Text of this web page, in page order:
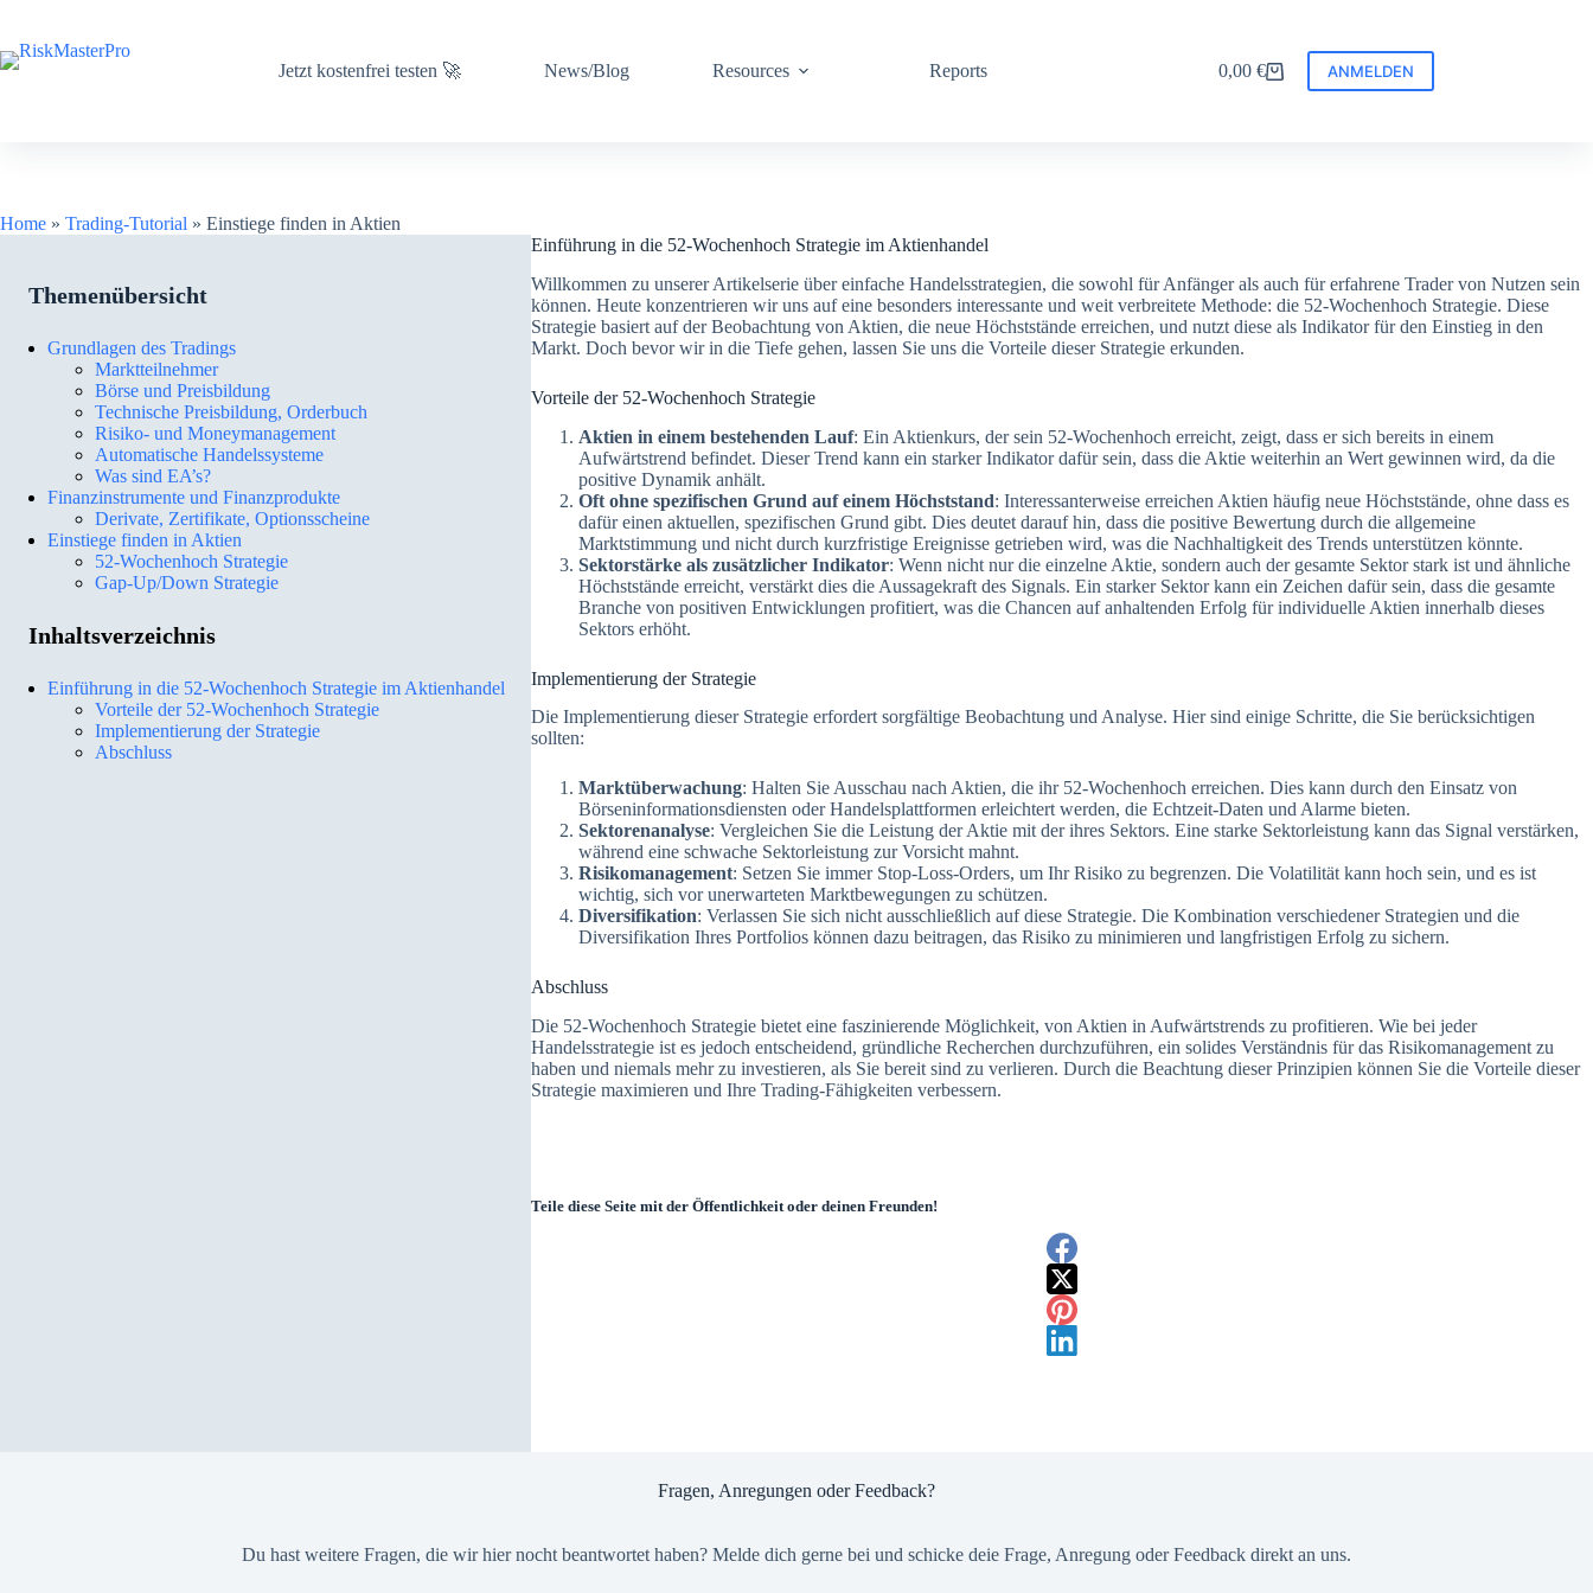
springen
Jetzt kostenfrei testen 🚀
News/Blog Resources Reports Warenkorb
0,00 € ANMELDEN
Home » Trading-Tutorial » Einstiege finden in Aktien
Themenübersicht
Grundlagen des Tradings
Marktteilnehmer
Börse und Preisbildung
Technische Preisbildung, Orderbuch
Risiko- und Moneymanagement
Automatische Handelssysteme
Was sind EA’s?
Finanzinstrumente und Finanzprodukte
Derivate, Zertifikate, Optionsscheine
Einstiege finden in Aktien
52-Wochenhoch Strategie
Gap-Up/Down Strategie
Inhaltsverzeichnis
Einführung in die 52-Wochenhoch Strategie im Aktienhandel
Vorteile der 52-Wochenhoch Strategie
Implementierung der Strategie
Abschluss
Einführung in die 52-Wochenhoch Strategie im Aktienhandel
Willkommen zu unserer Artikelserie über einfache Handelsstrategien, die sowohl für Anfänger als auch für erfahrene Trader von Nutzen sein
können. Heute konzentrieren wir uns auf eine besonders interessante und weit verbreitete Methode: die 52-Wochenhoch Strategie. Diese
Strategie basiert auf der Beobachtung von Aktien, die neue Höchststände erreichen, und nutzt diese als Indikator für den Einstieg in den
Markt. Doch bevor wir in die Tiefe gehen, lassen Sie uns die Vorteile dieser Strategie erkunden.
Vorteile der 52-Wochenhoch Strategie
Aktien in einem bestehenden Lauf: Ein Aktienkurs, der sein 52-Wochenhoch erreicht, zeigt, dass er sich bereits in einem
Aufwärtstrend befindet. Dieser Trend kann ein starker Indikator dafür sein, dass die Aktie weiterhin an Wert gewinnen wird, da die
positive Dynamik anhält.
Oft ohne spezifischen Grund auf einem Höchststand: Interessanterweise erreichen Aktien häufig neue Höchststände, ohne dass es
dafür einen aktuellen, spezifischen Grund gibt. Dies deutet darauf hin, dass die positive Bewertung durch die allgemeine
Marktstimmung und nicht durch kurzfristige Ereignisse getrieben wird, was die Nachhaltigkeit des Trends unterstützen könnte.
Sektorstärke als zusätzlicher Indikator: Wenn nicht nur die einzelne Aktie, sondern auch der gesamte Sektor stark ist und ähnliche
Höchststände erreicht, verstärkt dies die Aussagekraft des Signals. Ein starker Sektor kann ein Zeichen dafür sein, dass die gesamte
Branche von positiven Entwicklungen profitiert, was die Chancen auf anhaltenden Erfolg für individuelle Aktien innerhalb dieses
Sektors erhöht.
Implementierung der Strategie
Die Implementierung dieser Strategie erfordert sorgfältige Beobachtung und Analyse. Hier sind einige Schritte, die Sie berücksichtigen
sollten:
Marktüberwachung: Halten Sie Ausschau nach Aktien, die ihr 52-Wochenhoch erreichen. Dies kann durch den Einsatz von
Börseninformationsdiensten oder Handelsplattformen erleichtert werden, die Echtzeit-Daten und Alarme bieten.
Sektorenanalyse: Vergleichen Sie die Leistung der Aktie mit der ihres Sektors. Eine starke Sektorleistung kann das Signal verstärken,
während eine schwache Sektorleistung zur Vorsicht mahnt.
Risikomanagement: Setzen Sie immer Stop-Loss-Orders, um Ihr Risiko zu begrenzen. Die Volatilität kann hoch sein, und es ist
wichtig, sich vor unerwarteten Marktbewegungen zu schützen.
Diversifikation: Verlassen Sie sich nicht ausschließlich auf diese Strategie. Die Kombination verschiedener Strategien und die
Diversifikation Ihres Portfolios können dazu beitragen, das Risiko zu minimieren und langfristigen Erfolg zu sichern.
Abschluss
Die 52-Wochenhoch Strategie bietet eine faszinierende Möglichkeit, von Aktien in Aufwärtstrends zu profitieren. Wie bei jeder
Handelsstrategie ist es jedoch entscheidend, gründliche Recherchen durchzuführen, ein solides Verständnis für das Risikomanagement zu
haben und niemals mehr zu investieren, als Sie bereit sind zu verlieren. Durch die Beachtung dieser Prinzipien können Sie die Vorteile dieser
Strategie maximieren und Ihre Trading-Fähigkeiten verbessern.
Teile diese Seite mit der Öffentlichkeit oder deinen Freunden!
Fragen, Anregungen oder Feedback?
Du hast weitere Fragen, die wir hier nocht beantwortet haben? Melde dich gerne bei und schicke deie Frage, Anregung oder Feedback direkt an uns.